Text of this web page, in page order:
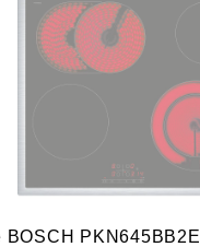
BOSCH PKN645BB2E